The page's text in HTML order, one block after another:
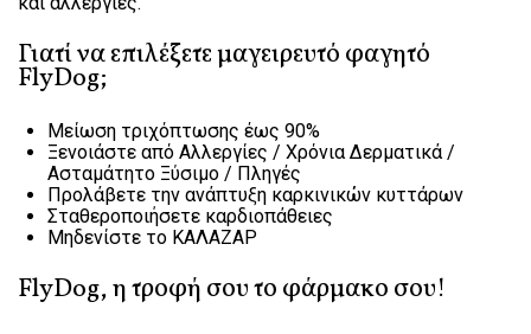
Γιατί να επιλέξετε μαγειρευτό φαγητό
FlyDog;
Mείωση τριχόπτωσης έως 90%
Ξενοιάστε από Αλλεργίες / Χρόνια Δερματικά /
Ασταμάτητο Ξύσιμο / Πληγές
Προλάβετε την ανάπτυξη καρκινικών κυττάρων
Σταθεροποιήσετε καρδιοπάθειες
Μηδενίστε το ΚΑΛΑΖΑΡ
FlyDog, η τροφή σου το φάρμακο σου!